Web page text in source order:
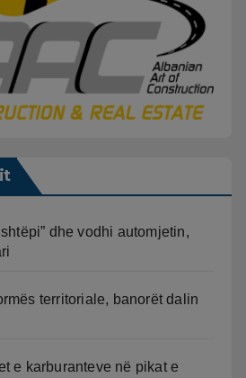
dhe vodhi automjetin,
territoriale, banorët dalin
e karburanteve në pikat e